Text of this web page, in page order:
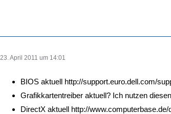
23. April 2011 um 14:01
BIOS aktuell http://support.euro.dell.com/
Grafikkartentreiber aktuell? Ich nutzen
DirectX aktuell http://